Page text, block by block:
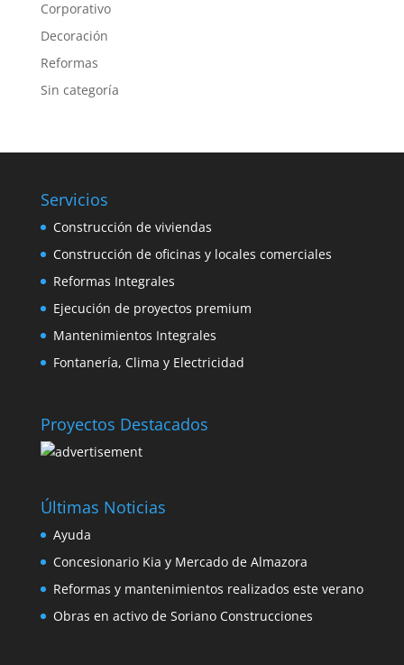
Corporativo
Decoración
Reformas
Sin categoría
Servicios
Construcción de viviendas
Construcción de oficinas y locales comerciales
Reformas Integrales
Ejecución de proyectos premium
Mantenimientos Integrales
Fontanería, Clima y Electricidad
Proyectos Destacados
Últimas Noticias
Ayuda
Concesionario Kia y Mercado de Almazora
Reformas y mantenimientos realizados este verano
Obras en activo de Soriano Construcciones